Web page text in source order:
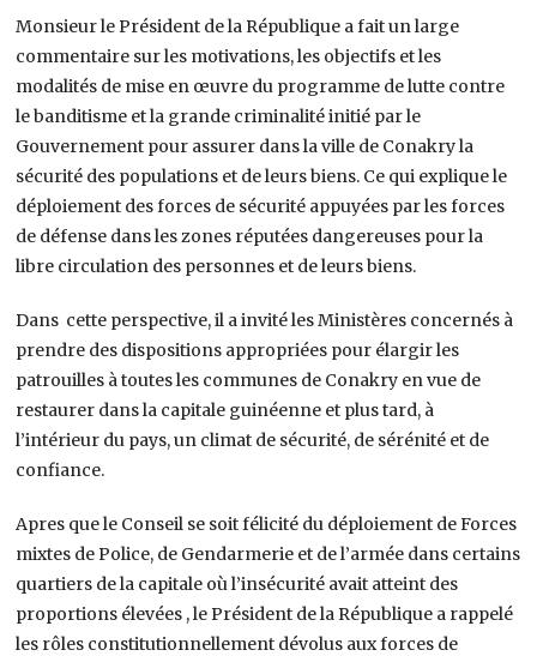
Monsieur le Président de la République a fait un large
commentaire sur les motivations, les objectifs et les
modalités de mise en œuvre du programme de lutte contre
le banditisme et la grande criminalité initié par le
Gouvernement pour assurer dans la ville de Conakry la
sécurité des populations et de leurs biens. Ce qui explique le
déploiement des forces de sécurité appuyées par les forces
de défense dans les zones réputées dangereuses pour la
libre circulation des personnes et de leurs biens.
Dans cette perspective, il a invité les Ministères concernés à
prendre des dispositions appropriées pour élargir les
patrouilles à toutes les communes de Conakry en vue de
restaurer dans la capitale guinéenne et plus tard, à
l’intérieur du pays, un climat de sécurité, de sérénité et de
confiance.
Apres que le Conseil se soit félicité du déploiement de Forces
mixtes de Police, de Gendarmerie et de l’armée dans certains
quartiers de la capitale où l’insécurité avait atteint des
proportions élevées , le Président de la République a rappelé
les rôles constitutionnellement dévolus aux forces de